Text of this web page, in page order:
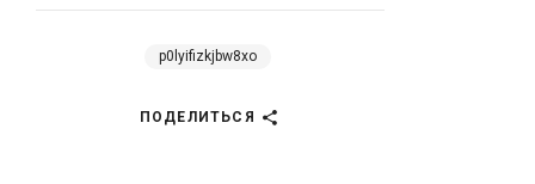
p0lyifizkjbw8xo
ПОДЕЛИТЬСЯ